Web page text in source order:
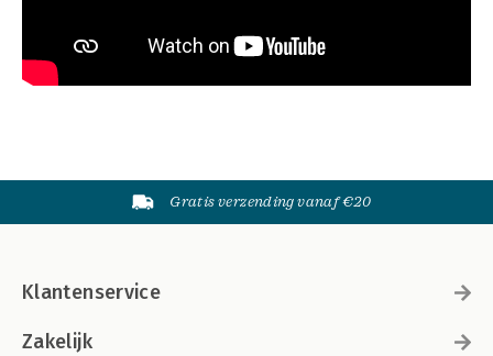
Gratis verzending vanaf €20
Klantenservice
Zakelijk